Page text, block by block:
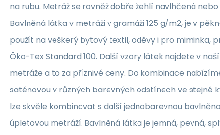
na rubu. Metráž se rovněž dobře žehlí navlhčená
Bavlněná látka v metráži v gramáži 125 g/m2, je v
použít na veškerý bytový textil, oděvy i pro miminka,
Öko-Tex Standard 100. Další vzory látek najdete v
metráže a to za příznivé ceny. Do kombinace
saténovou v různých barevných odstínech ve stejné
lze skvěle kombinovat s další jednobarevnou
úpletovou metráží. Bavlněná látka je jemná, pevná,